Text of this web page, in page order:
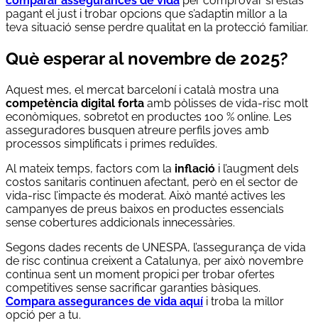
pagant el just i trobar opcions que s’adaptin millor a la
teva situació sense perdre qualitat en la protecció familiar.
Què esperar al novembre de 2025?
Aquest mes, el mercat barceloní i català mostra una
competència digital forta amb pòlisses de vida-risc molt
econòmiques, sobretot en productes 100 % online. Les
asseguradores busquen atreure perfils joves amb
processos simplificats i primes reduïdes.
Al mateix temps, factors com la inflació i l’augment dels
costos sanitaris continuen afectant, però en el sector de
vida-risc l’impacte és moderat. Això manté actives les
campanyes de preus baixos en productes essencials
sense cobertures addicionals innecessàries.
Segons dades recents de UNESPA, l’assegurança de vida
de risc continua creixent a Catalunya, per això novembre
continua sent un moment propici per trobar ofertes
competitives sense sacrificar garanties bàsiques.
Compara assegurances de vida aquí i troba la millor
opció per a tu.